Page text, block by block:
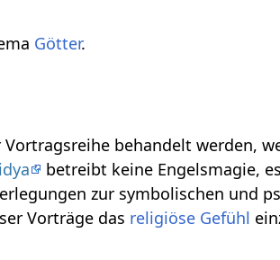
Götter.
behandelt werden,
betreibt keine Engelsmagie,
zur symbolischen und
Vorträge das religiöse Gefühl